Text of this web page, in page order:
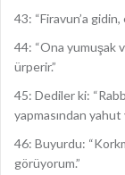
43: “Firavun’a gidin,
44: “Ona yumuşak
ürperir.”
45: Dediler ki:
yapmasından yahut
46: Buyurdu:
görüyorum.”